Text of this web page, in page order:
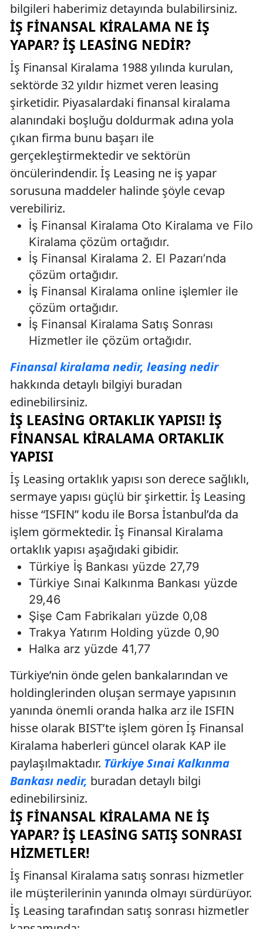
bilgileri haberimiz detayında bulabilirsiniz.
İŞ FINANSAL KIRALAMA NE İŞ
YAPAR? İŞ LEASING NEDIR?
İş Finansal Kiralama 1988 yılında kurulan,
sektörde 32 yıldır hizmet veren leasing
şirketidir. Piyasalardaki finansal kiralama
alanındaki boşluğu doldurmak adına yola
çıkan firma bunu başarı ile
gerçekleştirmektedir ve sektörün
öncülerindendir. İş Leasing ne iş yapar
sorusuna maddeler halinde şöyle cevap
verebiliriz.
İş Finansal Kiralama Oto Kiralama ve Filo
Kiralama çözüm ortağıdır.
İş Finansal Kiralama 2. El Pazarı’nda
çözüm ortağıdır.
İş Finansal Kiralama online işlemler ile
çözüm ortağıdır.
İş Finansal Kiralama Satış Sonrası
Hizmetler ile çözüm ortağıdır.
Finansal kiralama nedir, leasing nedir
hakkında detaylı bilgiyi buradan
edinebilirsiniz.
İŞ LEASING ORTAKLIK YAPISI! İŞ
FINANSAL KIRALAMA ORTAKLIK
YAPISI
İş Leasing ortaklık yapısı son derece sağlıklı,
sermaye yapısı güçlü bir şirkettir. İş Leasing
hisse “ISFIN” kodu ile Borsa İstanbul’da da
işlem görmektedir. İş Finansal Kiralama
ortaklık yapısı aşağıdaki gibidir.
Türkiye İş Bankası yüzde 27,79
Türkiye Sınai Kalkınma Bankası yüzde
29,46
Şişe Cam Fabrikaları yüzde 0,08
Trakya Yatırım Holding yüzde 0,90
Halka arz yüzde 41,77
Türkiye’nin önde gelen bankalarından ve
holdinglerinden oluşan sermaye yapısının
yanında önemli oranda halka arz ile ISFIN
hisse olarak BIST’te işlem gören İş Finansal
Kiralama haberleri güncel olarak KAP ile
paylaşılmaktadır. Türkiye Sınai Kalkınma
Bankası nedir, buradan detaylı bilgi
edinebilirsiniz.
İŞ FINANSAL KIRALAMA NE İŞ
YAPAR? İŞ LEASING SATIŞ SONRASI
HIZMETLER!
İş Finansal Kiralama satış sonrası hizmetler
ile müşterilerinin yanında olmayı sürdürüyor.
İş Leasing tarafından satış sonrası hizmetler